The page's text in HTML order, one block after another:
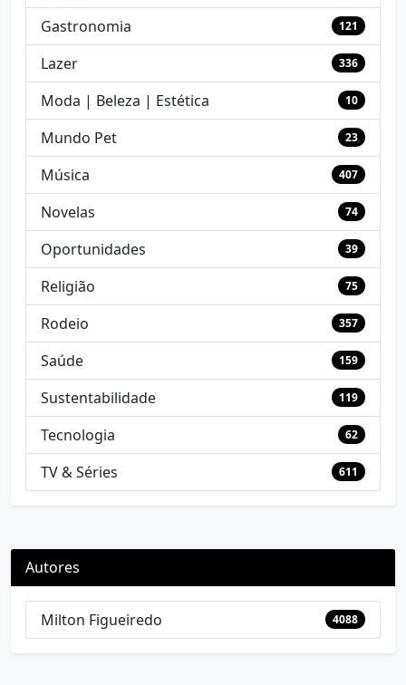
Gastronomia 121
Lazer 336
Moda | Beleza | Estética 10
Mundo Pet 23
Música 407
Novelas 74
Oportunidades 39
Religião 75
Rodeio 357
Saúde 159
Sustentabilidade 119
Tecnologia 62
TV & Séries 611
Autores
Milton Figueiredo 4088